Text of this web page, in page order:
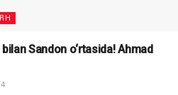
Sandon o‘rtasida! Ahmad